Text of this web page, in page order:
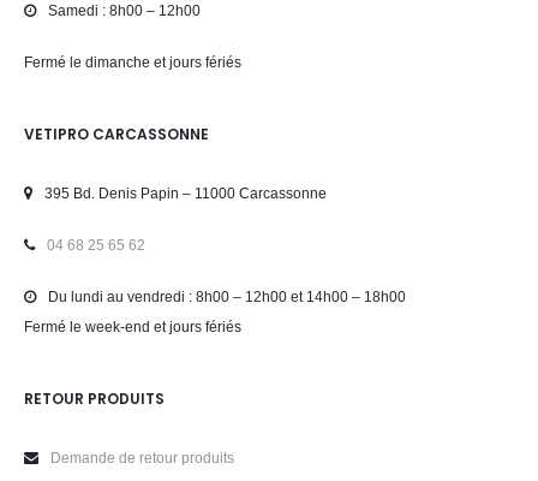
Samedi : 8h00 – 12h00
Fermé le dimanche et jours fériés
VETIPRO CARCASSONNE
395 Bd. Denis Papin – 11000 Carcassonne
04 68 25 65 62
Du lundi au vendredi : 8h00 – 12h00 et 14h00 – 18h00
Fermé le week-end et jours fériés
RETOUR PRODUITS
Demande de retour produits